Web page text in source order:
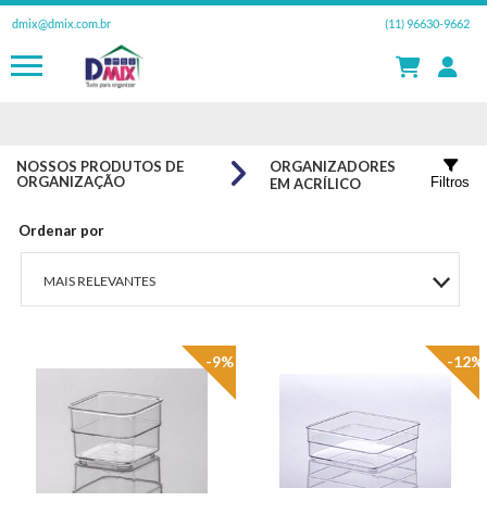
dmix@dmix.com.br (11) 96630-9662
NOSSOS PRODUTOS DE
ORGANIZAÇÃO
ORGANIZADORES
EM ACRÍLICO
Ordenar por
MAIS RELEVANTES
MENOR PREÇO
MAIOR PREÇO
Filtros
-9% -12%